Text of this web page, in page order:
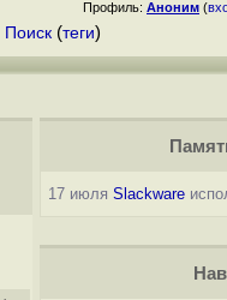
Профиль: Аноним (
Поиск (теги)
17 июля Slackware